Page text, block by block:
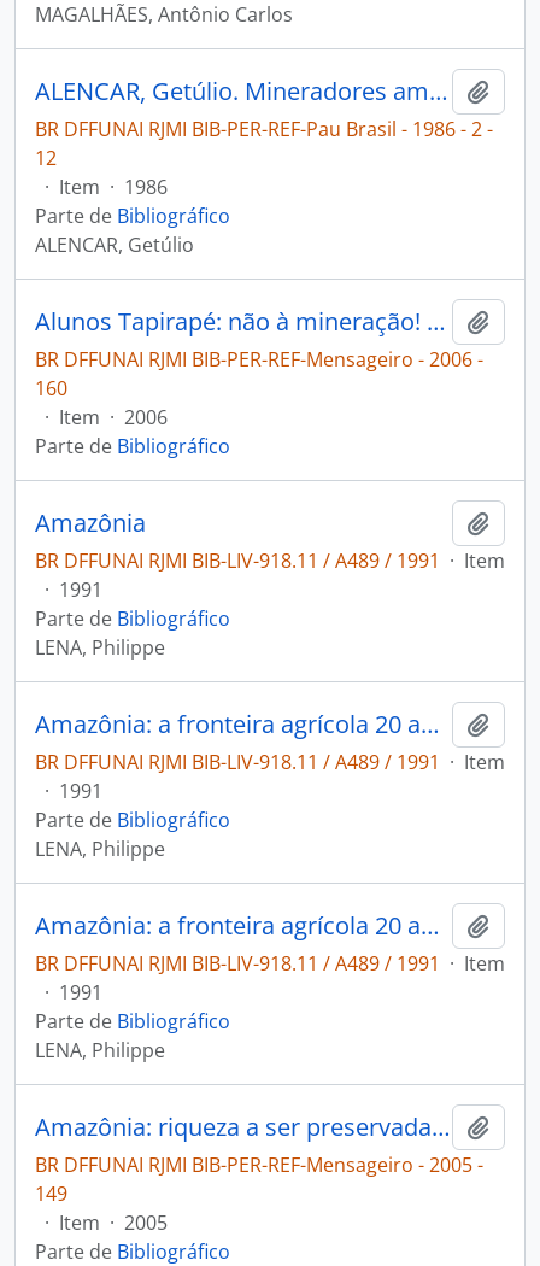
MAGALHÃES, Antônio Carlos
ALENCAR, Getúlio. Mineradores ameaçam indígenas [Pau Brasil]
BR DFFUNAI RJMI BIB-PER-REF-Pau Brasil - 1986 - 2 -
12
· Item · 1986
Parte de Bibliográfico
ALENCAR, Getúlio
Alunos Tapirapé: não à mineração! [Mensageiro]
BR DFFUNAI RJMI BIB-PER-REF-Mensageiro - 2006 -
160
· Item · 2006
Parte de Bibliográfico
Amazônia
BR DFFUNAI RJMI BIB-LIV-918.11 / A489 / 1991 · Item
· 1991
Parte de Bibliográfico
LENA, Philippe
Amazônia: a fronteira agrícola 20 anos depois.
BR DFFUNAI RJMI BIB-LIV-918.11 / A489 / 1991 · Item
· 1991
Parte de Bibliográfico
LENA, Philippe
Amazônia: a fronteira agrícola 20 anos depois.
BR DFFUNAI RJMI BIB-LIV-918.11 / A489 / 1991 · Item
· 1991
Parte de Bibliográfico
LENA, Philippe
Amazônia: riqueza a ser preservada [Mensageiro]
BR DFFUNAI RJMI BIB-PER-REF-Mensageiro - 2005 -
149
· Item · 2005
Parte de Bibliográfico